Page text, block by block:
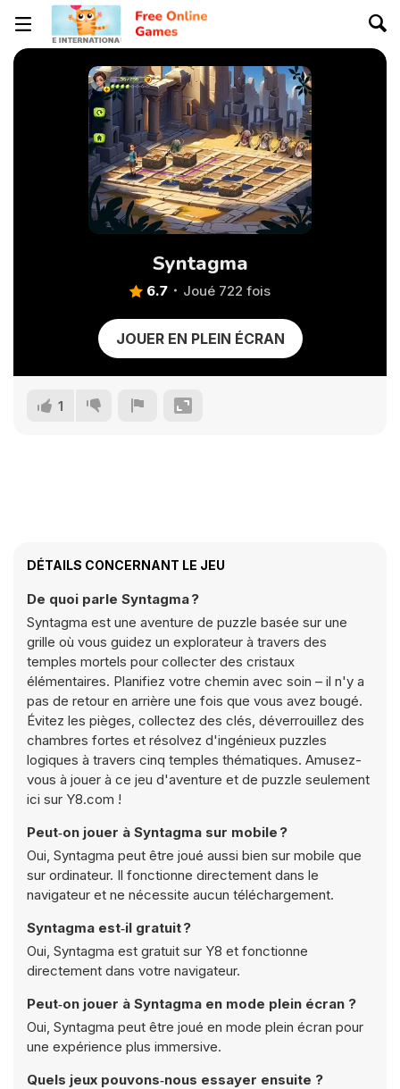
Syntagma
6.7 Joué 722 fois
JOUER EN PLEIN ÉCRAN
1
DÉTAILS CONCERNANT LE JEU
De quoi parle Syntagma ?
Syntagma est une aventure de puzzle basée sur une
grille où vous guidez un explorateur à travers des
temples mortels pour collecter des cristaux
élémentaires. Planifiez votre chemin avec soin – il n'y a
pas de retour en arrière une fois que vous avez bougé.
Évitez les pièges, collectez des clés, déverrouillez des
chambres fortes et résolvez d'ingénieux puzzles
logiques à travers cinq temples thématiques. Amusez-
vous à jouer à ce jeu d'aventure et de puzzle seulement
ici sur Y8.com !
Peut‑on jouer à Syntagma sur mobile ?
Oui, Syntagma peut être joué aussi bien sur mobile que
sur ordinateur. Il fonctionne directement dans le
navigateur et ne nécessite aucun téléchargement.
Syntagma est‑il gratuit ?
Oui, Syntagma est gratuit sur Y8 et fonctionne
directement dans votre navigateur.
Peut‑on jouer à Syntagma en mode plein écran ?
Oui, Syntagma peut être joué en mode plein écran pour
une expérience plus immersive.
Quels jeux pouvons‑nous essayer ensuite ?